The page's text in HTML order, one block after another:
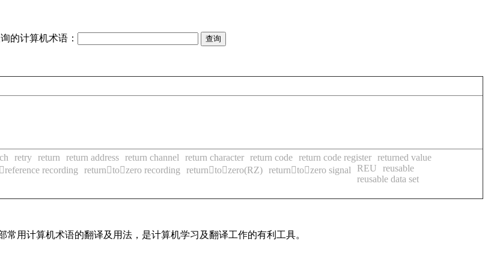
的计算机术语：
retry return return address return channel return character return code return code register returned value
recording returntozero recording returntozero(RZ) returntozero signal REU
reusable
reusable data set
用计算机术语的翻译及用法，是计算机学习及翻译工作的有利工具。